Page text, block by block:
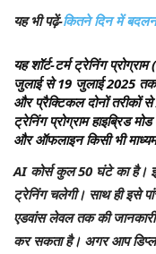
यह भी पढ़ें-कितने दिन में बदलना
यह शॉर्ट-टर्म ट्रेनिंग
जुलाई से 19 जुलाई 2025 तक
और प्रैक्टिकल दोनों तरीकों
ट्रेनिंग प्रोग्राम हाइब्रिड
और ऑफलाइन किसी भी
AI कोर्स कुल 50 घंटे का है।
ट्रेनिंग चलेगी। साथ ही इसे
एडवांस लेवल तक की जानकारी
कर सकता है। अगर आप